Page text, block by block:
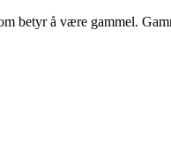
betyr å være gammel.